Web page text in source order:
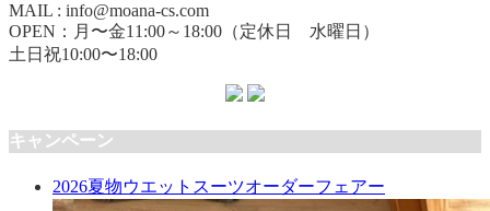
MAIL : info@moana-cs.com
OPEN：月〜金11:00～18:00（定休日 水曜日）
土日祝10:00〜18:00
キャンペーン
2026夏物ウエットスーツオーダーフェアー